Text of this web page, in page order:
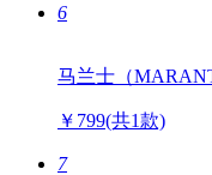
6
马兰士（
￥799(共1款)
7